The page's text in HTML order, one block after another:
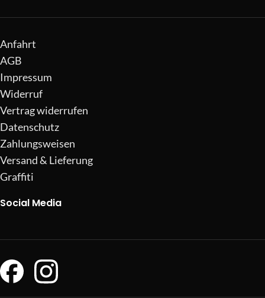
Anfahrt
AGB
Impressum
Widerruf
Vertrag widerrufen
Datenschutz
Zahlungsweisen
Versand & Lieferung
Graffiti
Social Media